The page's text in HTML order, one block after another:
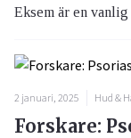
Eksem är en vanlig
2 januari, 2025 Hud &
Forskare: